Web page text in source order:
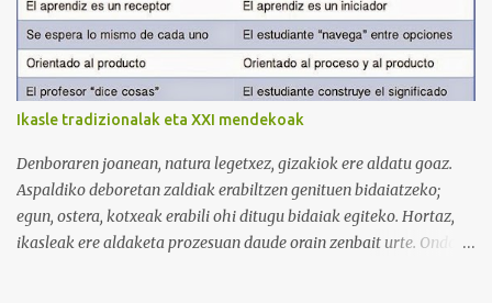
informazioa argitaratzeko. Bila ditzagun guztion artean Twitter
plataformari lotutako zerbitzuak. Selecciona un texto y clica aquí
para oírlo
Ikasle tradizionalak eta XXI mendekoak
Denboraren joanean, natura legetxez, gizakiok ere aldatu goaz.
Aspaldiko deboretan zaldiak erabiltzen genituen bidaiatzeko;
egun, ostera, kotxeak erabili ohi ditugu bidaiak egiteko. Hortaz,
ikasleak ere aldaketa prozesuan daude orain zenbait urte. Ondoko